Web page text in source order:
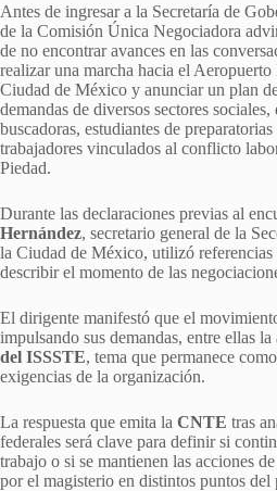
Antes de ingresar a la Secretaría de
de la Comisión Única Negociadora
de no encontrar avances en las
realizar una marcha hacia el
Ciudad de México y anunciar un plan
demandas de diversos sectores
buscadoras, estudiantes de
trabajadores vinculados al conflicto
Piedad.
Durante las declaraciones previas al
Hernández, secretario general de la
la Ciudad de México, utilizó referencias
describir el momento de las
El dirigente manifestó que el
impulsando sus demandas, entre ellas
del ISSSTE, tema que permanece
exigencias de la organización.
La respuesta que emita la CNTE tras
federales será clave para definir si
trabajo o si se mantienen las acciones
por el magisterio en distintos puntos del